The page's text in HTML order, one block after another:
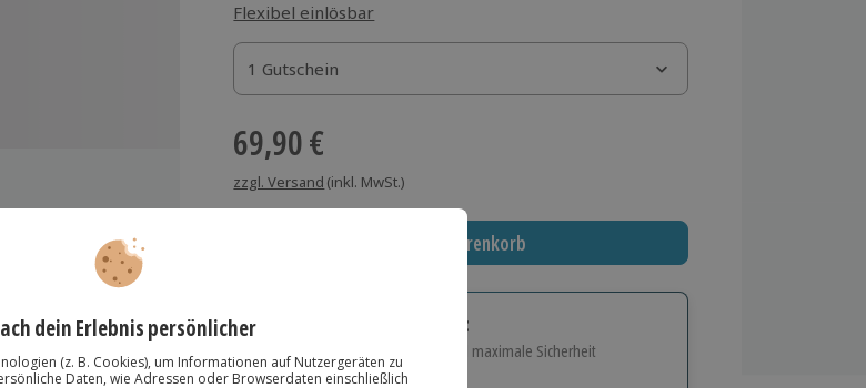
Flexibel einlösbar
1 Gutschein
1 Gutschein
1 Gutschein
69,90 €
zzgl. Versand (inkl. MwSt.)
In den Warenkorb
Immer das richtige Geschenk:
Große Auswahl, volle Flexibilität und maximale Sicherheit